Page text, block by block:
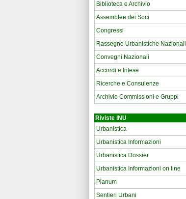
Biblioteca e Archivio
Assemblee dei Soci
Congressi
Rassegne Urbanistiche Nazionali
Convegni Nazionali
Accordi e Intese
Ricerche e Consulenze
Archivio Commissioni e Gruppi
Riviste INU
Urbanistica
Urbanistica Informazioni
Urbanistica Dossier
Urbanistica Informazioni on line
Planum
Sentieri Urbani